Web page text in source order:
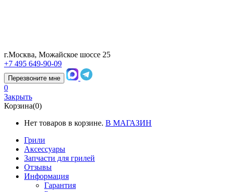
г.Москва, Можайское шоссе 25
+7 495 649-90-09
Перезвоните мне
0
Закрыть
Корзина(0)
Нет товаров в корзине. В МАГАЗИН
Грили
Аксессуары
Запчасти для грилей
Отзывы
Информация
Гарантия